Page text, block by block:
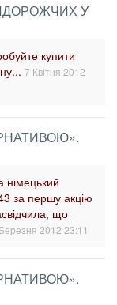
У
купити
7 Квітня 2012
німецький
за першу акцію
що
2012 23:11